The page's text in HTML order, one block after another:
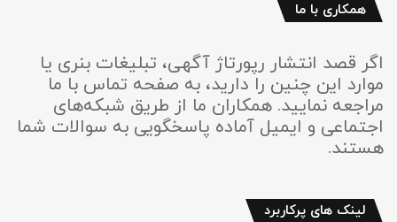
همکاری با ما
اگر قصد انتشار رپورتاژ آگهی، تبلیغات بنری یا
موارد این چنین را دارید، به صفحه تماس با ما
مراجعه نمایید. همکاران ما از طریق شبکه‌های
اجتماعی و ایمیل آماده پاسخگویی به سوالات شما
هستند.
لینک های پرکاربرد